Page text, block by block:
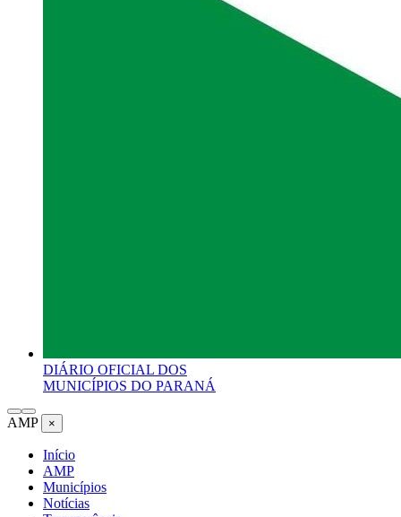
DIÁRIO OFICIAL DOS
MUNICÍPIOS DO PARANÁ
AMP ×
Início
AMP
Municípios
Notícias